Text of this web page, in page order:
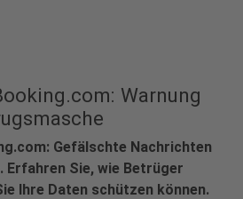
Warnung
Gefälschte Nachrichten
Erfahren Sie, wie Betrüger
Ihre Daten schützen können.